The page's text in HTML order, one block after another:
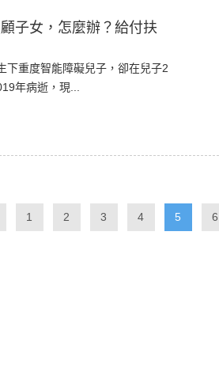
子女，怎麼辦？給付扶
下重度智能障礙兒子，卻在兒子2
年病逝，現...
1 2 3 4 5 6